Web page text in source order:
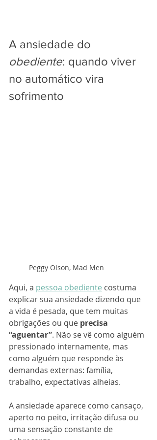
A ansiedade do
obediente: quando viver
no automático vira
sofrimento
Peggy Olson, Mad Men
Aqui, a pessoa obediente costuma
explicar sua ansiedade dizendo que
a vida é pesada, que tem muitas
obrigações ou que precisa
“aguentar”. Não se vê como alguém
pressionado internamente, mas
como alguém que responde às
demandas externas: família,
trabalho, expectativas alheias.
A ansiedade aparece como cansaço,
aperto no peito, irritação difusa ou
uma sensação constante de